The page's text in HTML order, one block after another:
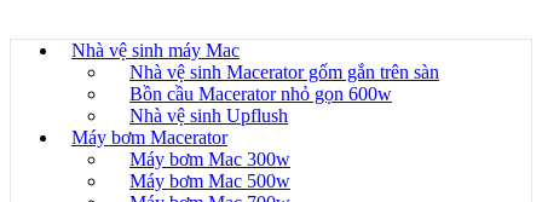
Nhà vệ sinh máy Mac
Nhà vệ sinh Macerator gốm gắn trên sàn
Bồn cầu Macerator nhỏ gọn 600w
Nhà vệ sinh Upflush
Máy bơm Macerator
Máy bơm Mac 300w
Máy bơm Mac 500w